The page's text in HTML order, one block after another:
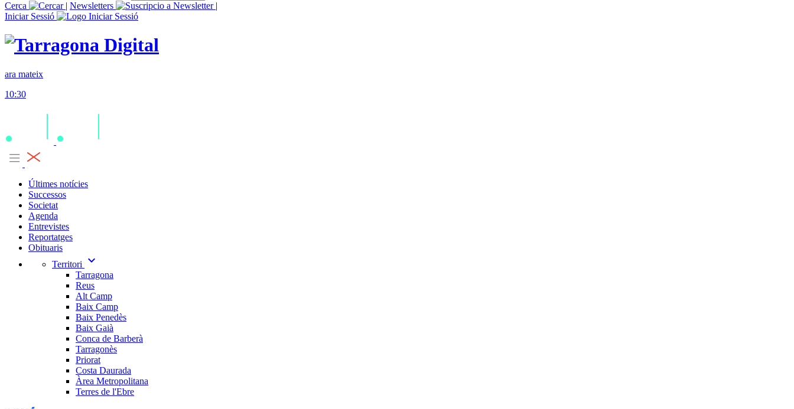
Cerca
| Newsletters
|
Iniciar Sessió
ara mateix
10:30
Últimes notícies
Successos
Societat
Agenda
Entrevistes
Reportatges
Obituaris
Territori
expand_more
Tarragona
Reus
Alt Camp
Baix Camp
Baix Penedès
Baix Gaià
Conca de Barberà
Tarragonès
Priorat
Costa Daurada
Àrea Metropolitana
Terres de l'Ebre